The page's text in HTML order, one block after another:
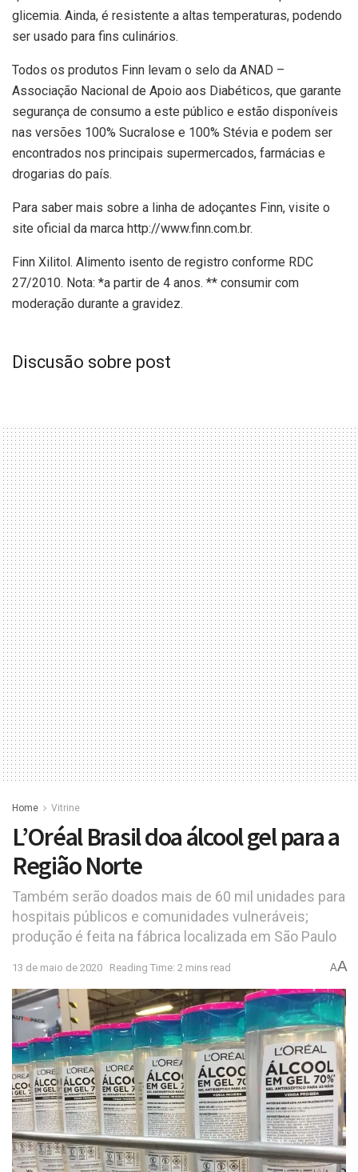
glicemia. Ainda, é resistente a altas temperaturas, podendo
ser usado para fins culinários.
Todos os produtos Finn levam o selo da ANAD –
Associação Nacional de Apoio aos Diabéticos, que garante
segurança de consumo a este público e estão disponíveis
nas versões 100% Sucralose e 100% Stévia e podem ser
encontrados nos principais supermercados, farmácias e
drogarias do país.
Para saber mais sobre a linha de adoçantes Finn, visite o
site oficial da marca http://www.finn.com.br.
Finn Xilitol. Alimento isento de registro conforme RDC
27/2010. Nota: *a partir de 4 anos. ** consumir com
moderação durante a gravidez.
Discusão sobre post
Home Vitrine
L’Oréal Brasil doa álcool gel para a
Região Norte
Também serão doados mais de 60 mil unidades para
hospitais públicos e comunidades vulneráveis;
produção é feita na fábrica localizada em São Paulo
13 de maio de 2020 Reading Time: 2 mins read AA